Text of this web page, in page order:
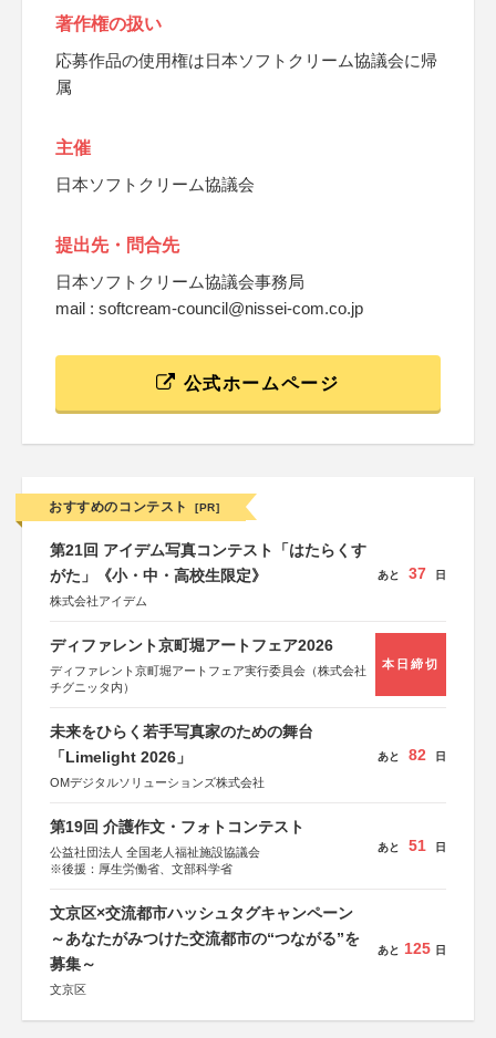
著作権の扱い
応募作品の使用権は日本ソフトクリーム協議会に帰
属
主催
日本ソフトクリーム協議会
提出先・問合先
日本ソフトクリーム協議会事務局
mail : softcream-council@nissei-com.co.jp
公式ホームページ
おすすめのコンテスト [PR]
第21回 アイデム写真コンテスト「はたらくす
がた」《小・中・高校生限定》
株式会社アイデム
あと 37 日
ディファレント京町堀アートフェア2026
ディファレント京町堀アートフェア実行委員会（株式会社
チグニッタ内）
本日締切
未来をひらく若手写真家のための舞台
「Limelight 2026」
OMデジタルソリューションズ株式会社
あと 82 日
第19回 介護作文・フォトコンテスト
公益社団法人 全国老人福祉施設協議会
※後援：厚生労働省、文部科学省
あと 51 日
文京区×交流都市ハッシュタグキャンペーン
～あなたがみつけた交流都市の“つながる”を
募集～
文京区
あと 125 日